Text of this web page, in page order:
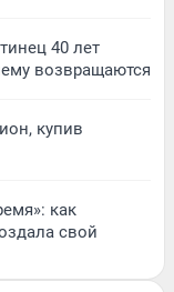
40 лет
возвращаются
купив
как
свой